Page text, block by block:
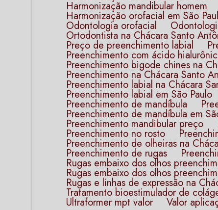
Harmonização mandibular homem
Harmonização orofacial em São
Odontologia orofacial
Ortodontista​ na Chácara Santo
Preço de preenchimento labial
Preenchimento com ácido
Preenchimento bigode chines na
Preenchimento na Chácara Santo
Preenchimento labial na Chácara
Preenchimento labial em São Paulo
Preenchimento de mandíbula
Preenchimento de mandíbula em
Preenchimento mandibular preço
Preenchimento no rosto
Preenchimento de olheiras na
Preenchimento de rugas
Rugas embaixo dos olhos
Rugas embaixo dos olhos
Rugas e linhas de expressão na
Tratamento bioestimulador de
Ultraformer mpt valor Valor